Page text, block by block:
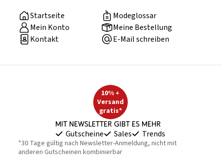
Startseite
Modeglossar
Mein Konto
Meine Bestellung
Kontakt
E-Mail schreiben
10% +
Versand
gratis*
Mit Newsletter gibt es mehr
Gutscheine Sales Trends
*30 Tage gültig nach Newsletter-Anmeldung, nicht mit
anderen Gutscheinen kombinierbar